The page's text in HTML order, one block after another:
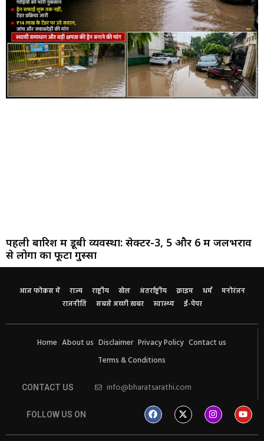
पहली बारिश में डूबी व्यवस्था: सेक्टर-3, 5 और 6 में जलभराव
से लोगों का फूटा गुस्सा
आज फोकस में राज्य राष्ट्रीय खेल अंतर्राष्ट्रीय क्राइम धर्म
मनोरंजन
राजनीति
सबसे अच्छी खबर स्वास्थ्य ई-पेपर
Home About us Disclaimer Privacy Policy Contact us
Terms & Conditions
CONTACT US info@bharatsarathi.com
FOLLOW US ON